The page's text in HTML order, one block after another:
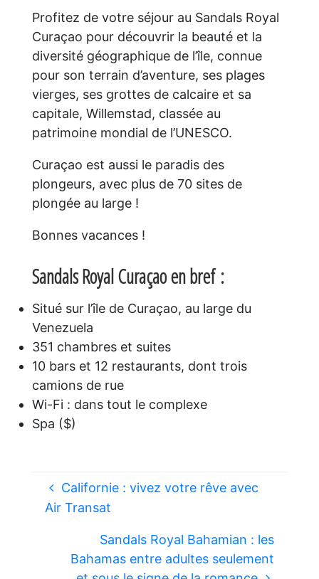
Profitez de votre séjour au Sandals Royal
Curaçao pour découvrir la beauté et la
diversité géographique de l’île, connue
pour son terrain d’aventure, ses plages
vierges, ses grottes de calcaire et sa
capitale, Willemstad, classée au
patrimoine mondial de l’UNESCO.
Curaçao est aussi le paradis des
plongeurs, avec plus de 70 sites de
plongée au large !
Bonnes vacances !
Sandals Royal Curaçao en bref :
Situé sur l’île de Curaçao, au large du
Venezuela
351 chambres et suites
10 bars et 12 restaurants, dont trois
camions de rue
Wi-Fi : dans tout le complexe
Spa ($)
Californie : vivez votre rêve avec
Air Transat
Sandals Royal Bahamian : les
Bahamas entre adultes seulement